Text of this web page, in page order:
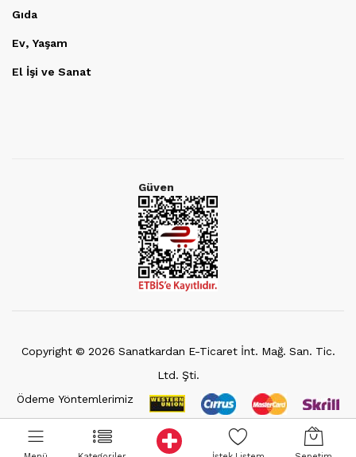
Gıda
Ev, Yaşam
El İşi ve Sanat
Güven
Copyright © 2026 Sanatkardan E-Ticaret İnt. Mağ. San. Tic.
Ltd. Şti.
Ödeme Yöntemlerimiz